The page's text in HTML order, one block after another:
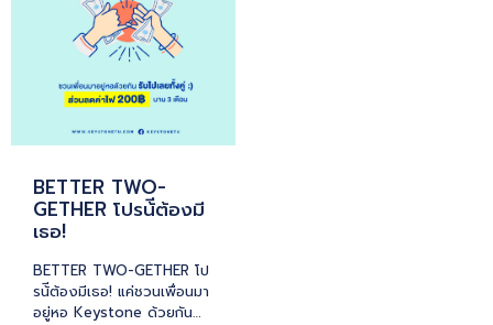
BETTER TWO-
GETHER โปรน้ีต้องมี
เธอ!
BETTER TWO-GETHER โป
รน้ีต้องมีเธอ! แค่ชวนเพื่อนมา
อยู่หอ Keystone ด้วยกัน…